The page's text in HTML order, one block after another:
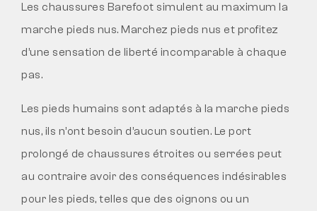
Les chaussures Barefoot simulent au maximum la
marche pieds nus. Marchez pieds nus et profitez
d’une sensation de liberté incomparable à chaque
pas.
Les pieds humains sont adaptés à la marche pieds
nus, ils n’ont besoin d’aucun soutien. Le port
prolongé de chaussures étroites ou serrées peut
au contraire avoir des conséquences indésirables
pour les pieds, telles que des oignons ou un